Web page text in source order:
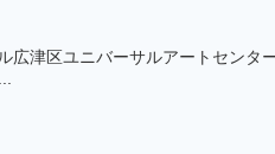
津区ユニバーサルアートセンタ